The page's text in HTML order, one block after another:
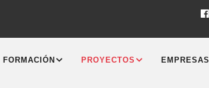
FORMACIÓN PROYECTOS EMPRESAS